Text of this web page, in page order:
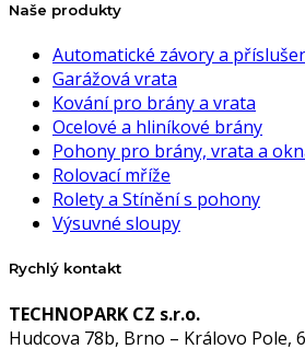
Naše produkty
Automatické závory a
Garážová vrata
Kování pro brány a vrata
Ocelové a hliníkové brány
Pohony pro brány, vrata a
Rolovací mříže
Rolety a Stínění s pohony
Výsuvné sloupy
Rychlý kontakt
TECHNOPARK CZ s.r.o.
Hudcova 78b, Brno – Královo Pole,